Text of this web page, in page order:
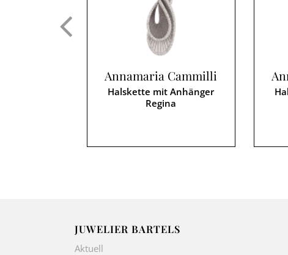
Annamaria Cammilli
Halskette mit Anhänger
Regina
JUWELIER BARTELS
Aktuell